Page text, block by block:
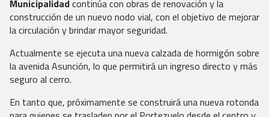
Municipalidadcontinúa con obras de renovación y la
construcción de un nuevo nodo vial, con el objetivo de mejorar
la circulación y brindar mayor seguridad.
Actualmente se ejecuta una nueva calzada de hormigón sobre
la avenida Asunción, lo que permitirá un ingreso directo y más
seguro al cerro.
En tanto que, próximamente se construirá una nueva rotonda